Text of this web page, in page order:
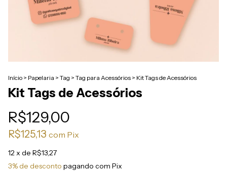
Início > Papelaria > Tag > Tag para Acessórios > Kit Tags de Acessórios
Kit Tags de Acessórios
R$129,00
R$125,13 com Pix
12x de R$13,27
3% de desconto pagando com Pix